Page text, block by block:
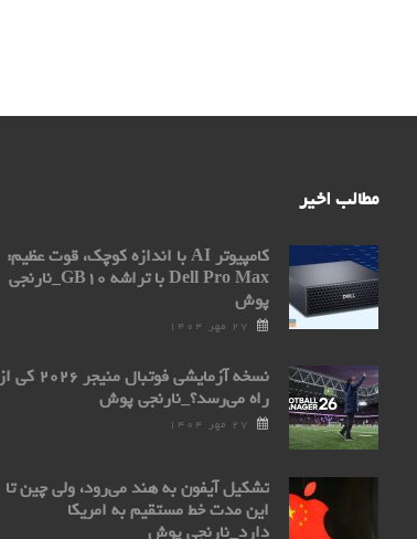
مطالب اخیر
کامپیوتر AI با اندازه کوچک، قوت عظیم:
Dell Pro Max با تراشه GB۱۰_نارنجی
پوش
۲۷ مهر ۱۴۰۴
نسخه آزمایشی فوتبال منیجر ۲۰۲۶ کی از
راه می‌رسد؟_نارنجی پوش
۲۷ مهر ۱۴۰۴
تشکیل آیفون به هند می‌رود، ولی چین تا
این مدت خط مستقیم به امریکا
دارد_نارنجی پوش